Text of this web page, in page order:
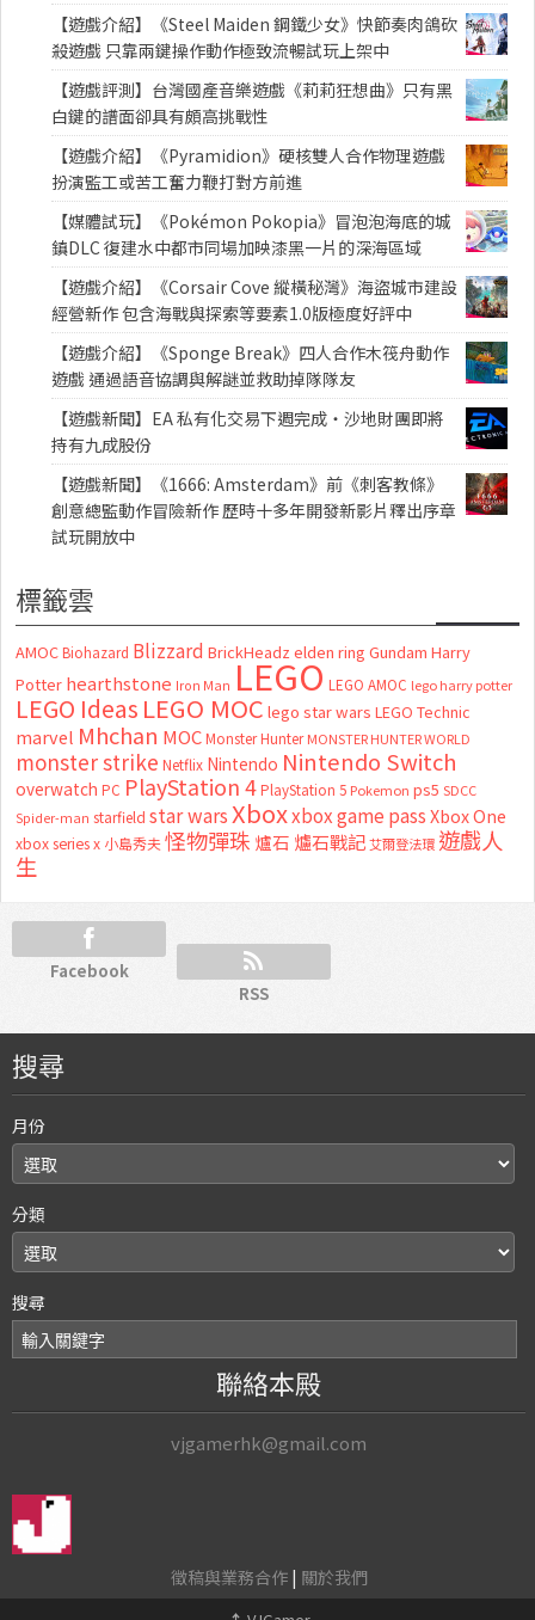
【遊戲介紹】《Steel Maiden 鋼鐵少女》快節奏肉鴿砍
殺遊戲 只靠兩鍵操作動作極致流暢試玩上架中
【遊戲評測】台灣國產音樂遊戲《莉莉狂想曲》只有黑
白鍵的譜面卻具有頗高挑戰性
【遊戲介紹】《Pyramidion》硬核雙人合作物理遊戲
扮演監工或苦工奮力鞭打對方前進
【媒體試玩】《Pokémon Pokopia》冒泡泡海底的城
鎮DLC 復建水中都市同場加映漆黑一片的深海區域
【遊戲介紹】《Corsair Cove 縱橫秘灣》海盜城市建設
經營新作 包含海戰與探索等要素1.0版極度好評中
【遊戲介紹】《Sponge Break》四人合作木筏舟動作
遊戲 通過語音協調與解謎並救助掉隊隊友
【遊戲新聞】EA 私有化交易下週完成・沙地財團即將
持有九成股份
【遊戲新聞】《1666: Amsterdam》前《刺客教條》
創意總監動作冒險新作 歷時十多年開發新影片釋出序章
試玩開放中
標籤雲
AMOC Biohazard Blizzard BrickHeadz elden ring Gundam Harry
Potter hearthstone Iron Man LEGO LEGO AMOC lego harry potter
LEGO Ideas LEGO MOC lego star wars LEGO Technic
marvel Mhchan MOC Monster Hunter MONSTER HUNTER WORLD
monster strike Netflix Nintendo Nintendo Switch
overwatch PC PlayStation 4 PlayStation 5 Pokemon ps5 SDCC
Spider-man starfield star warsXboxxbox game passXbox One
xbox series x 小島秀夫怪物彈珠 爐石 爐石戰記艾爾登法環 遊戲人
生
Facebook
RSS
搜尋
月份
分類
搜尋
聯絡本殿
vjgamerhk@gmail.com
徵稿與業務合作| 關於我們